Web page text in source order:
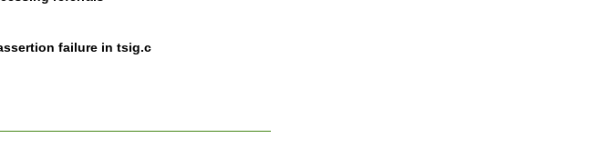
failure in tsig.c